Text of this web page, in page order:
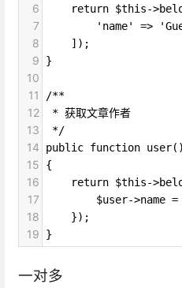
6
return $this-
7
'name' =>
8
    ]);
9 }
10
11
/**
12 * 获取文章作者
13 */
14 public function user()
15 {
16
return $this-
17
$user->name =
18
    });
19 }
一对多